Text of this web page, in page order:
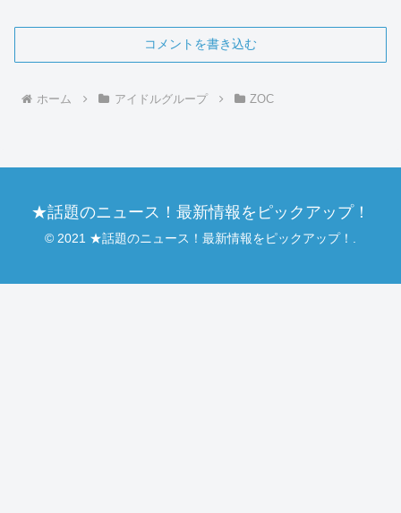
コメントを書き込む
ホーム アイドルグループ ZOC
★話題のニュース！最新情報をピックアップ！
© 2021 ★話題のニュース！最新情報をピックアップ！.